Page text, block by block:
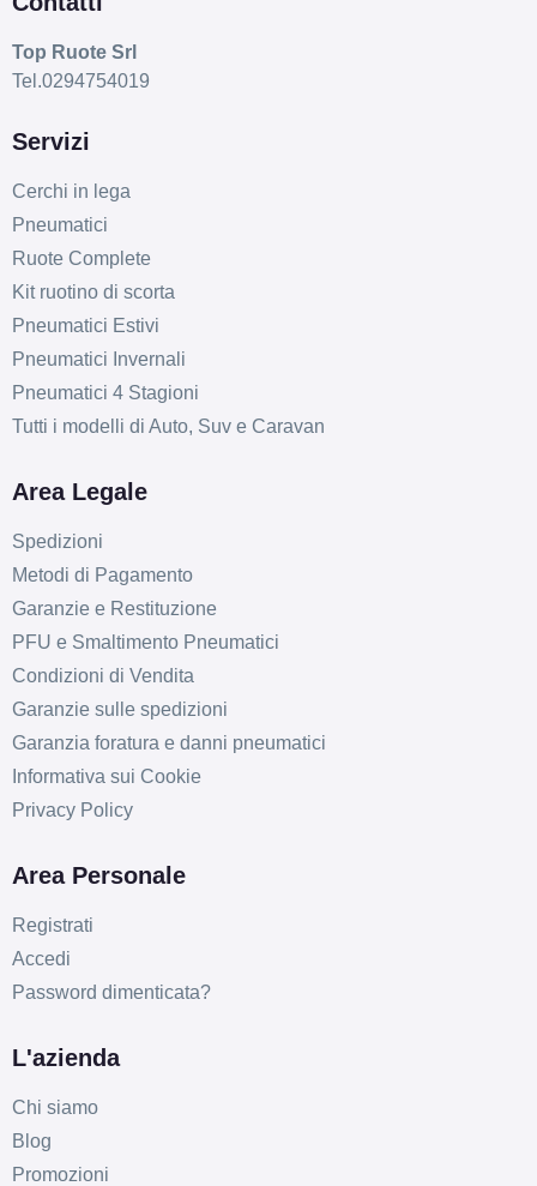
Top Ruote Srl
Tel.0294754019
Servizi
Cerchi in lega
Pneumatici
Ruote Complete
Kit ruotino di scorta
Pneumatici Estivi
Pneumatici Invernali
Pneumatici 4 Stagioni
Tutti i modelli di Auto, Suv e Caravan
Area Legale
Spedizioni
Metodi di Pagamento
Garanzie e Restituzione
PFU e Smaltimento Pneumatici
Condizioni di Vendita
Garanzie sulle spedizioni
Garanzia foratura e danni pneumatici
Informativa sui Cookie
Privacy Policy
Area Personale
Registrati
Accedi
Password dimenticata?
L'azienda
Chi siamo
Blog
Promozioni